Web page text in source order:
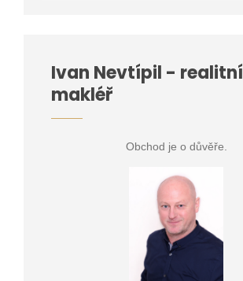
Ivan Nevtípil - realitní
makléř
Obchod je o důvěře.